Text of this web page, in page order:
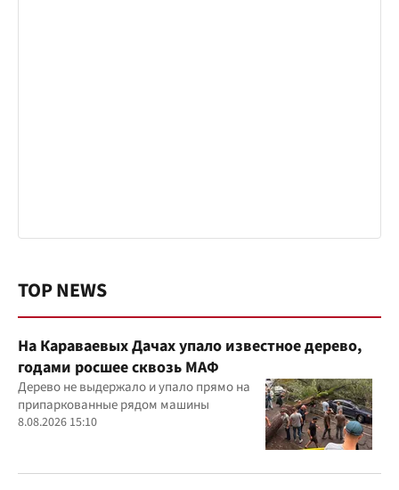
TOP NEWS
На Караваевых Дачах упало известное дерево,
годами росшее сквозь МАФ
Дерево не выдержало и упало прямо на
припаркованные рядом машины
8.08.2026 15:10